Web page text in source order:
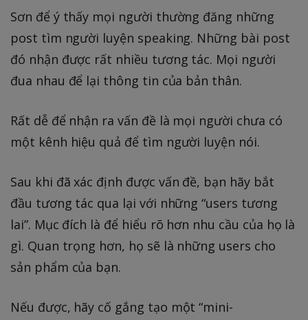
Sơn để ý thấy mọi người thường đăng những
post tìm người luyện speaking. Những bài post
đó nhận được rất nhiều tương tác. Mọi người
đua nhau để lại thông tin của bản thân.
Rất dễ để nhận ra vấn đề là mọi người chưa có
một kênh hiệu quả để tìm người luyện nói.
Sau khi đã xác định được vấn đề, bạn hãy bắt
đầu tương tác qua lại với những “users tương
lai”. Mục đích là để hiểu rõ hơn nhu cầu của họ là
gì. Quan trọng hơn, họ sẽ là những users cho
sản phẩm của bạn.
Nếu được, hãy cố gắng tạo một “mini-